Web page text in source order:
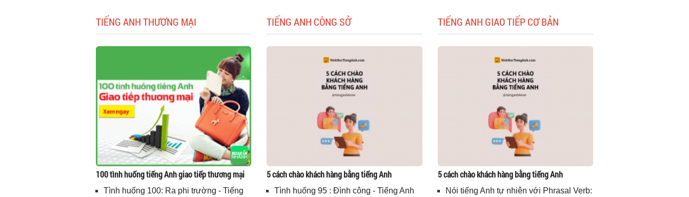
TIẾNG ANH THƯƠNG MẠI
100 tình huống tiếng Anh giao tiếp thương mại
Tình huống 100: Ra phi trường - Tiếng
TIẾNG ANH CÔNG SỞ
5 cách chào khách hàng bằng tiếng Anh
Tình huống 95 : Đình công - Tiếng Anh
TIẾNG ANH GIAO TIẾP CƠ BẢN
5 cách chào khách hàng bằng tiếng Anh
Nói tiếng Anh tự nhiên với Phrasal Verb: